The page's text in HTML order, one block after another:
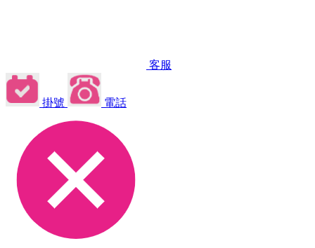
客服
掛號 電話